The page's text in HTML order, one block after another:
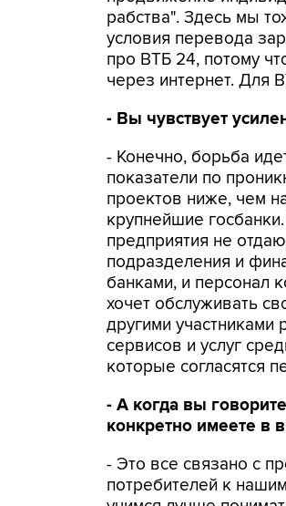
рабства". Здесь мы
условия перевода
про ВТБ 24, потому
через интернет. Для
- Вы чувствует
- Конечно, борьба
показатели по
проектов ниже, чем
крупнейшие
предприятия не
подразделения и
банками, и персонал
хочет обслуживать
другими
сервисов и услуг
которые согласятся
- А когда вы
конкретно имеете в
- Это все связано с
потребителей к